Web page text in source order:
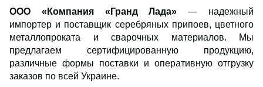
ООО «Компания «Гранд Лада»— надежный
импортер и поставщик серебряных припоев, цветного
металлопроката и сварочных материалов. Мы
предлагаем сертифицированную продукцию,
различные формы поставки и оперативную отгрузку
заказов по всей Украине.